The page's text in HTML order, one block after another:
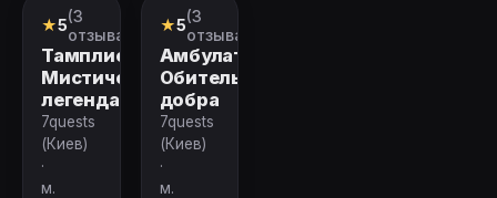
Квест
★5(3
отзыва)
Тамплиеры.
Мистическая
легенда
7quests
(Киев)
·
м.
Квест
★5(3
отзыва)
Амбулатория.
Обитель
добра
7quests
(Киев)
·
м.